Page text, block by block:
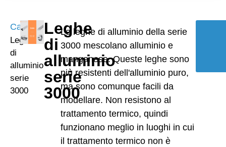
Casa/
Leghe
di
alluminio
serie
3000
Leghe
di
alluminio
serie
3000
Le leghe di alluminio della serie
3000 mescolano alluminio e
manganese. Queste leghe sono
più resistenti dell'alluminio puro,
ma sono comunque facili da
modellare. Non resistono al
trattamento termico, quindi
funzionano meglio in luoghi in cui
il trattamento termico non è